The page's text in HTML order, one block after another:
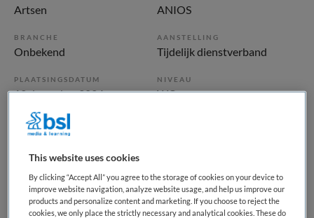
Artsen ANIOS
BRANCHE
Onbekend
AANSTELLING
Tijdelijk dienstverband
PLAATSINGSDATUM
12 december 2024
NIVEAU
WO
ERVARING
Starter
Vacature niet beschikbaar
Deze vacature ANIOS psychiatrie Friesland bij Docjobs is
This website uses cookies
By clicking “Accept All” you agree to the storage of cookies on your device to
improve website navigation, analyze website usage, and help us improve our
products and personalize content and marketing. If you choose to reject the
cookies, we only place the strictly necessary and analytical cookies. These do